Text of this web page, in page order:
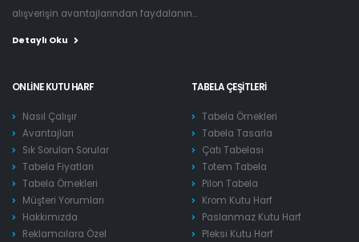
alışverişin avantajlarından faydalanın...
Detaylı Oku
ONLINE KUTU HARF
Nasıl Çalışır
Avantajları
Sık Sorulan Sorular
Tabela Fiyatları
Tabela Örnekleri
Müşteri Yorumları
Hakkımızda
Reklamcılara Özel
TABELA ÇEŞITLERI
Tabela Örnekleri
Tabela Tasarla
Çatı Tabelası
Totem Tabela
Pilon Tabela
Krom Kutu Harf
Paslanmaz Kutu Harf
Pleksi Kutu Harf